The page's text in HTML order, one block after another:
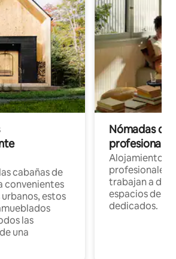
cabañas de
convenientes
estos
las
una
Nómadas
Alojamientos
profesionales
trabajan a
espacios de
dedicados.